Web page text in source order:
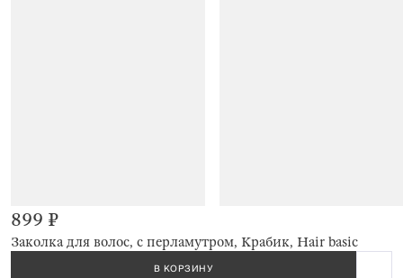
Заколка для волос, с перламутром, Крабик, Hair basic
899 ₽
В КОРЗИНУ